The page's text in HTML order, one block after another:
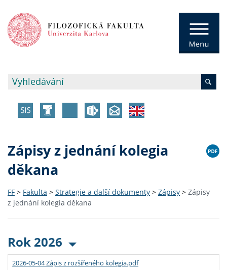
Zápisy z jednání kolegia
děkana
FF > Fakulta > Strategie a další dokumenty > Zápisy > Zápisy
z jednání kolegia děkana
Rok 2026
2026-05-04 Zápis z rozšířeného kolegia.pdf